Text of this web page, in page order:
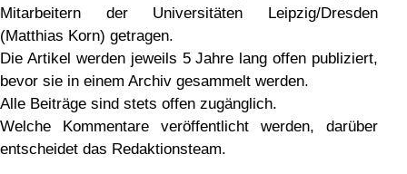
Mitarbeitern der Universitäten Leipzig/Dresden
(Matthias Korn) getragen.
Die Artikel werden jeweils 5 Jahre lang offen publiziert,
bevor sie in einem Archiv gesammelt werden.
Alle Beiträge sind stets offen zugänglich.
Welche Kommentare veröffentlicht werden, darüber
entscheidet das Redaktionsteam.